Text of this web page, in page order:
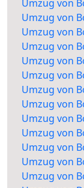
Umzug von
Umzug von
Umzug von
Umzug von
Umzug von
Umzug von
Umzug von
Umzug von
Umzug von
Umzug von
Umzug von
Umzug von
Umzug von